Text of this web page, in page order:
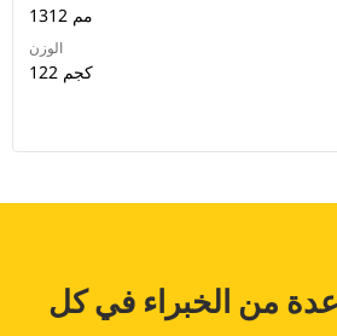
1312 مم
الوزن
122 كجم
من الخبراء في كل